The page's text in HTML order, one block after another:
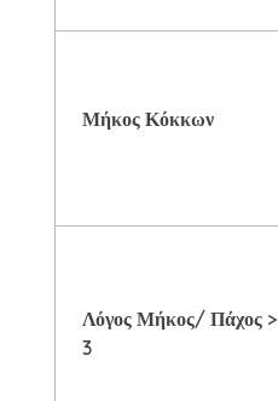
Μήκος Κόκκων
Λόγος Μήκος/ Πάχος >
3